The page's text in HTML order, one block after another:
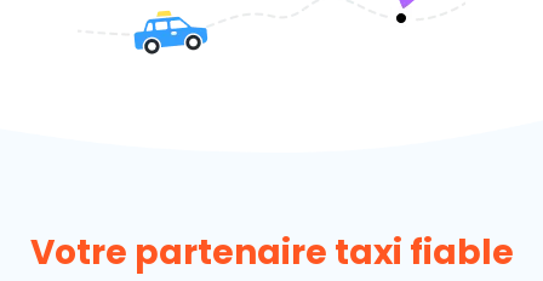
Votre partenaire taxi fiable